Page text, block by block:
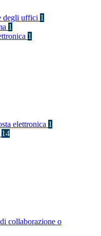
degli uffici 1
1
1
elettronica 1
14
collaborazione o